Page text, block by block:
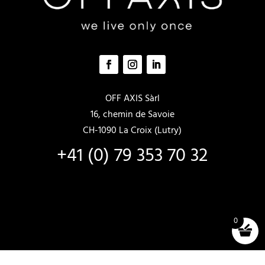
OFF AXIS Sàrl
16, chemin de Savoie
CH-1090 La Croix (Lutry)
+41 (0) 79 353 70 32
0